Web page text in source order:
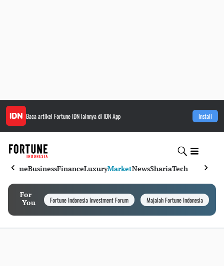
Baca artikel Fortune IDNlainnya di IDN App Install
HomeBusinessFinanceLuxuryMarketNewsShariaTech
For
You
Fortune Indonesia Investment Forum Majalah Fortune Indonesia